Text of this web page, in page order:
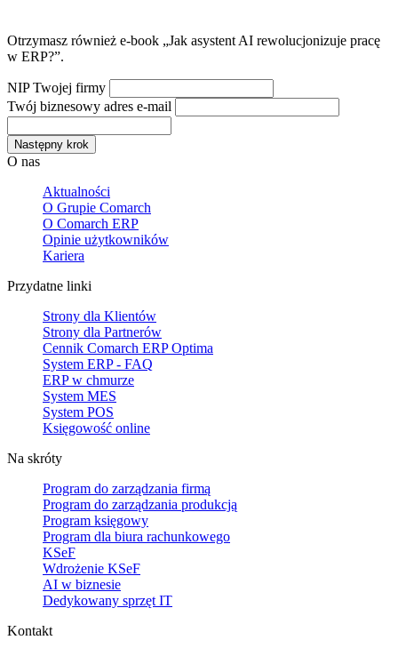
Otrzymasz również e-book „Jak asystent AI rewolucjonizuje pracę
w ERP?”.
NIP Twojej firmy
Twój biznesowy adres e-mail
Następny krok
O nas
Aktualności
O Grupie Comarch
O Comarch ERP
Opinie użytkowników
Kariera
Przydatne linki
Strony dla Klientów
Strony dla Partnerów
Cennik Comarch ERP Optima
System ERP - FAQ
ERP w chmurze
System MES
System POS
Księgowość online
Na skróty
Program do zarządzania firmą
Program do zarządzania produkcją
Program księgowy
Program dla biura rachunkowego
KSeF
Wdrożenie KSeF
AI w biznesie
Dedykowany sprzęt IT
Kontakt